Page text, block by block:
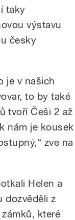
taky
výstavu
česky
je v našich
to by také
tvoří Češi 2 až
nám je kousek
zve na
Helen a
dozvěděli z
které